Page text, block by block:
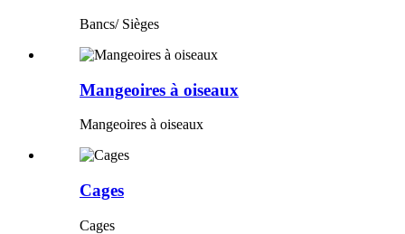
Bancs/ Sièges
Mangeoires à oiseaux
Mangeoires à oiseaux
Cages
Cages